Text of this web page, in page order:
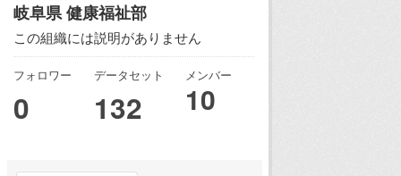
岐阜県 健康福祉部
この組織には説明がありません
フォロワー
0
データセット
132
メンバー
10